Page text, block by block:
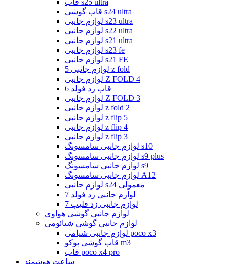
قاب گوشی s24 ultra
لوازم جانبی s23 ultra
لوازم جانبی s22 ultra
لوازم جانبی s21 ultra
لوازم جانبی s23 fe
لوازم جانبی s21 FE
لوازم جانبی 5 z fold
لوازم جانبی Z FOLD 4
قاب زد فولد 6
لوازم جانبی Z FOLD 3
لوازم جانبی z fold 2
لوازم جانبی z flip 5
لوازم جانبی z flip 4
لوازم جانبی z flip 3
لوازم جانبی سامسونگ s10
لوازم جانبی سامسونگ s9 plus
لوازم جانبی سامسونگ s9
لوازم جانبی سامسونگ A12
لوازم جانبی s24 معمولی
لوازم جانبی زد فولد 7
لوازم جانبی زد فلیپ 7
لوازم جانبی گوشی هواوی
لوازم جانبی گوشی شیائومی
لوازم جانبی شیامی poco x3
قاب گوشی پوکو m3
قاب poco x4 pro
ساعت هوشمند